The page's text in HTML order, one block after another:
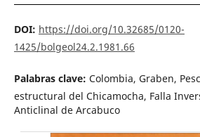
DOI: https://doi.org/10.32685/0120-
1425/bolgeol24.2.1981.66
Palabras clave: Colombia, Graben,
estructural del Chicamocha, Falla
Anticlinal de Arcabuco